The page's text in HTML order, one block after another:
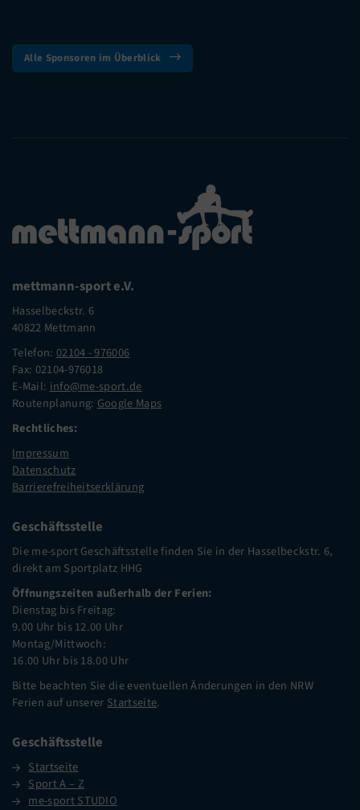
Alle Sponsoren im Überblick
mettmann-sport e.V.
Hasselbeckstr. 6
40822 Mettmann
Telefon: 02104 - 976006
Fax: 02104-976018
E-Mail: info@me-sport.de
Routenplanung: Google Maps
Rechtliches:
Impressum
Datenschutz
Barrierefreiheitserklärung
Geschäftsstelle
Die me-sport Geschäftsstelle finden Sie in der Hasselbeckstr. 6,
direkt am Sportplatz HHG
Öffnungszeiten außerhalb der Ferien:
Dienstag bis Freitag:
9.00 Uhr bis 12.00 Uhr
Montag/Mittwoch:
16.00 Uhr bis 18.00 Uhr
Bitte beachten Sie die eventuellen Änderungen in den NRW
Ferien auf unserer Startseite.
Geschäftsstelle
Startseite
Sport A – Z
me-sport STUDIO